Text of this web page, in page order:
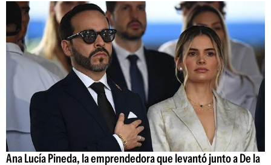
Ana Lucía Pineda, la emprendedora que levantó junto a De la